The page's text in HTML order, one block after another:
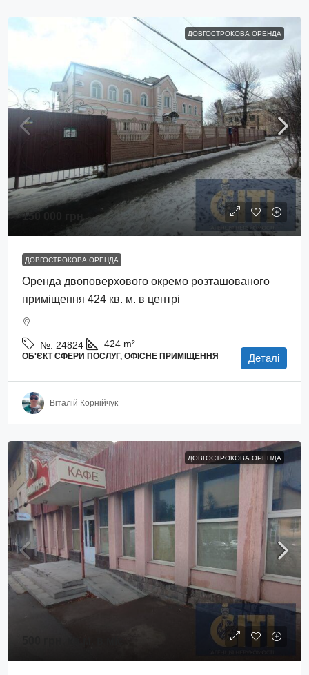
ДОВГОСТРОКОВА ОРЕНДА
150 000 грн.
ДОВГОСТРОКОВА ОРЕНДА
Оренда двоповерхового окремо розташованого
приміщення 424 кв. м. в центрі
№: 24824 424 m²
ОБ'ЄКТ СФЕРИ ПОСЛУГ, ОФІСНЕ ПРИМІЩЕННЯ Деталі
Віталій Корнійчук
ДОВГОСТРОКОВА ОРЕНДА